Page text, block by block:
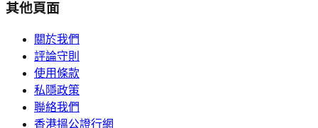
其他頁面
關於我們
評論守則
使用條款
私隱政策
聯絡我們
香港搵公證行網